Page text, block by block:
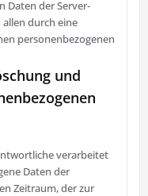
Daten der Server-
durch eine
personenbezogenen
und
verarbeitet
Daten der
Zeitraum, der zur